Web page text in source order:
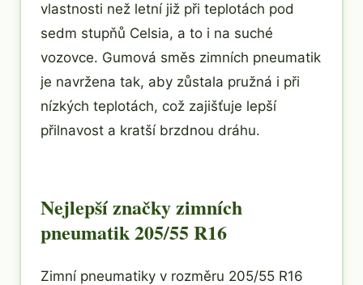
vlastnosti než letní již při teplotách pod
sedm stupňů Celsia, a to i na suché
vozovce. Gumová směs zimních pneumatik
je navržena tak, aby zůstala pružná i při
nízkých teplotách, což zajišťuje lepší
přilnavost a kratší brzdnou dráhu.
Nejlepší značky zimních
pneumatik 205/55 R16
Zimní pneumatiky v rozměru 205/55 R16